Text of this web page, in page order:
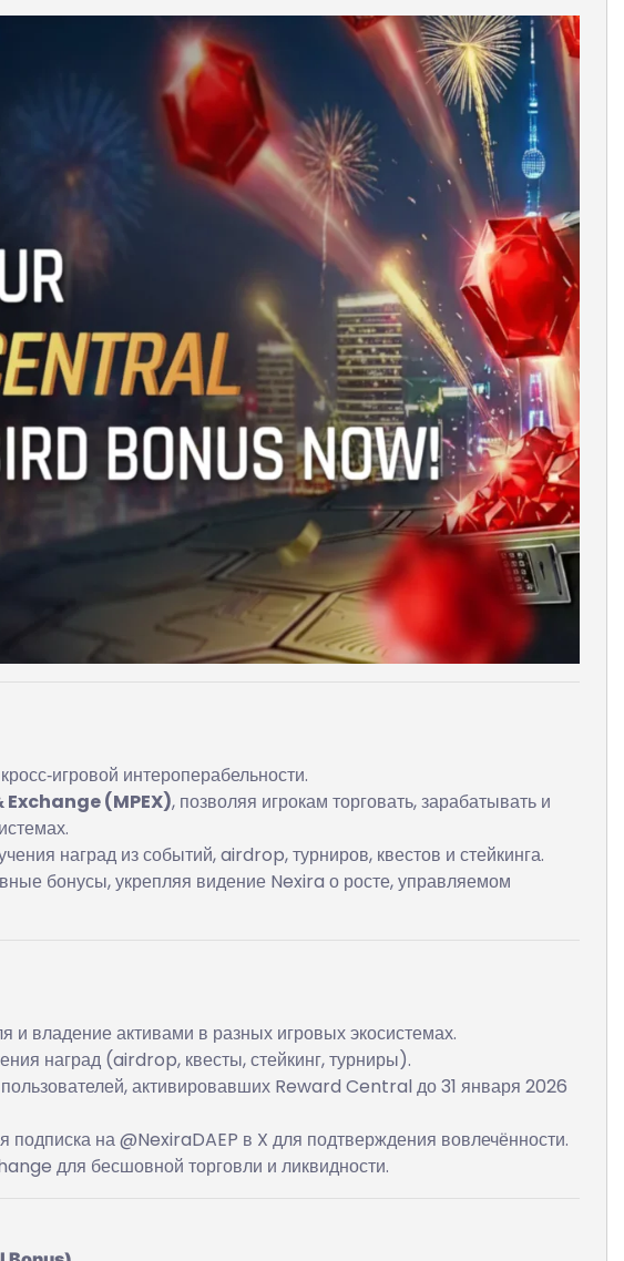
интероперабельности.
(MPEX), позволяя игрокам торговать, зарабатывать и
наград из событий, airdrop, турниров, квестов и стейкинга.
бонусы, укрепляя видение Nexira о росте, управляемом
и владение активами в разных игровых экосистемах.
наград (airdrop, квесты, стейкинг, турниры).
активировавших Reward Central до 31 января 2026
подписка на @NexiraDAEP в X для подтверждения вовлечённости.
для бесшовной торговли и ликвидности.